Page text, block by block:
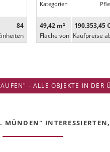
84
Kategorien
49,42 m²
Fläche von
190.353,45 €
Kaufpreise
- ALLE OBJEKTE IN DER